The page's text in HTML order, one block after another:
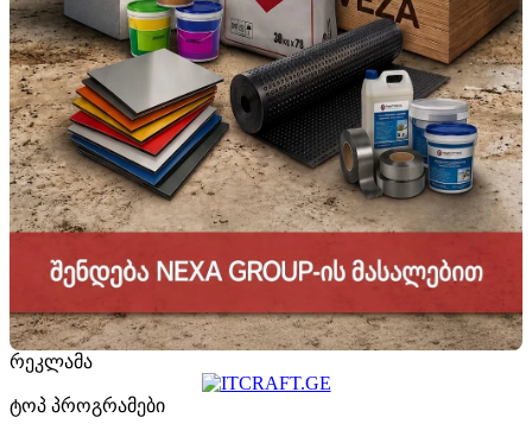
რეკლამა
ტოპ პროგრამები